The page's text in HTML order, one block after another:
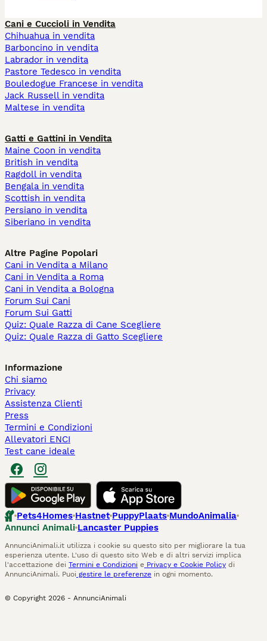
Cani e Cuccioli in Vendita
Chihuahua in vendita
Barboncino in vendita
Labrador in vendita
Pastore Tedesco in vendita
Bouledogue Francese in vendita
Jack Russell in vendita
Maltese in vendita
Gatti e Gattini in Vendita
Maine Coon in vendita
British in vendita
Ragdoll in vendita
Bengala in vendita
Scottish in vendita
Persiano in vendita
Siberiano in vendita
Altre Pagine Popolari
Cani in Vendita a Milano
Cani in Vendita a Roma
Cani in Vendita a Bologna
Forum Sui Cani
Forum Sui Gatti
Quiz: Quale Razza di Cane Scegliere
Quiz: Quale Razza di Gatto Scegliere
Informazione
Chi siamo
Privacy
Assistenza Clienti
Press
Termini e Condizioni
Allevatori ENCI
Test cane ideale
Pets4Homes Hastnet PuppyPlaats MundoAnimalia
Annunci Animali Lancaster Puppies
AnnunciAnimali.it utilizza i cookie su questo sito per migliorare la tua
esperienza utente. L'uso di questo sito Web e di altri servizi implica
l'accettazione dei Termini e Condizioni e Privacy e Cookie Policy di
AnnunciAnimali. Puoi gestire le preferenze in ogni momento.
© Copyright 2026 - AnnunciAnimali